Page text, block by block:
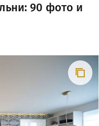
90 фото и